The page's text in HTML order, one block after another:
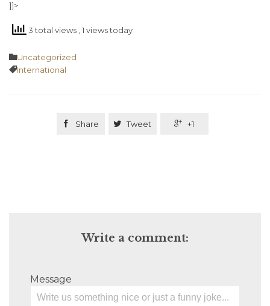
]]>
3 total views , 1 views today
Category
Uncategorized
Tags
International
 Share  Tweet  +1
Write a comment:
Message